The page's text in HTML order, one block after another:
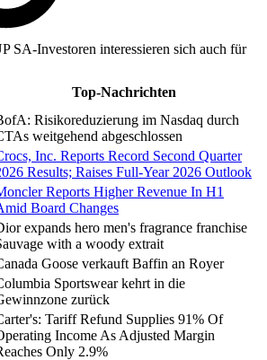
SA-Investoren interessieren sich auch für
Top-Nachrichten
Risikoreduzierung im Nasdaq durch
weitgehend abgeschlossen
Inc. Reports Record Second Quarter
Results; Raises Full-Year 2026 Outlook
Reports Higher Revenue In H1
Board Changes
expands hero men's fragrance franchise
with a woody extrait
Goose verkauft Baffin an Royer
Sportswear kehrt in die
zurück
Tariff Refund Supplies 91% Of
Income As Adjusted Margin
Only 2.9%